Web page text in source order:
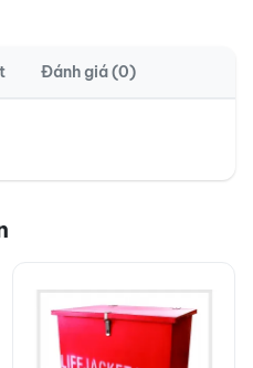
Đánh giá (0)